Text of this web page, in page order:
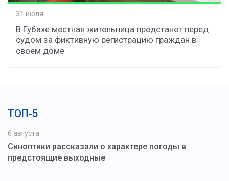
31 июля
В Губахе местная жительница предстанет перед
судом за фиктивную регистрацию граждан в
своём доме
ТОП-5
6 августа
Синоптики рассказали о характере погоды в
предстоящие выходные